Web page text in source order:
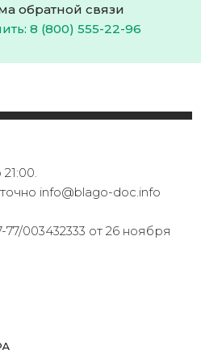
обратной связи
8 (800) 555-22-96
info@blago-doc.info
003432333 от 26 ноября